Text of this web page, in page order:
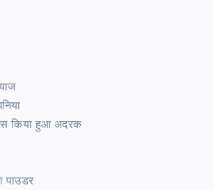
किया हुआ अदरक
पाउडर